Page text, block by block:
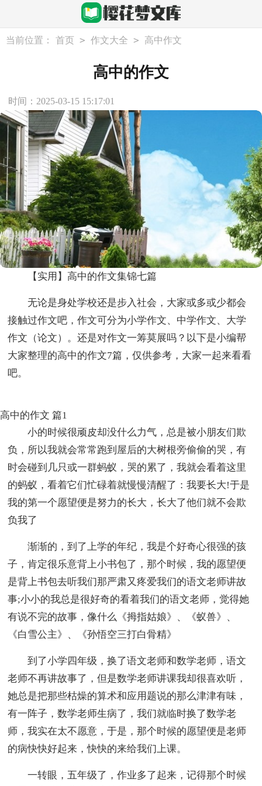
当前位置： 首页 > 作文大全 > 高中作文
高中的作文
时间：2025-03-15 15:17:01
【实用】高中的作文集锦七篇
无论是身处学校还是步入社会，大家或多或少都会
接触过作文吧，作文可分为小学作文、中学作文、大学
作文（论文）。还是对作文一筹莫展吗？以下是小编帮
大家整理的高中的作文7篇，仅供参考，大家一起来看看
吧。
高中的作文 篇1
小的时候很顽皮却没什么力气，总是被小朋友们欺
负，所以我就会常常跑到屋后的大树根旁偷偷的哭，有
时会碰到几只或一群蚂蚁，哭的累了，我就会看着这里
的蚂蚁，看着它们忙碌着就慢慢清醒了：我要长大!于是
我的第一个愿望便是努力的长大，长大了他们就不会欺
负我了
渐渐的，到了上学的年纪，我是个好奇心很强的孩
子，肯定很乐意背上小书包了，那个时候，我的愿望便
是背上书包去听我们那严肃又疼爱我们的语文老师讲故
事;小小的我总是很好奇的看着我们的语文老师，觉得她
有说不完的故事，像什么《拇指姑娘》、《蚁兽》、
《白雪公主》、《孙悟空三打白骨精》
到了小学四年级，换了语文老师和数学老师，语文
老师不再讲故事了，但是数学老师讲课我却很喜欢听，
她总是把那些枯燥的算术和应用题说的那么津津有味，
有一阵子，数学老师生病了，我们就临时换了数学老
师，我实在太不愿意，于是，那个时候的愿望便是老师
的病快快好起来，快快的来给我们上课。
一转眼，五年级了，作业多了起来，记得那个时候